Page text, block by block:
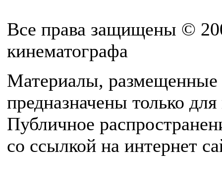
Все права защищены ©
кинематографа
Материалы, размещенные
предназначены только
Публичное
со ссылкой на интернет